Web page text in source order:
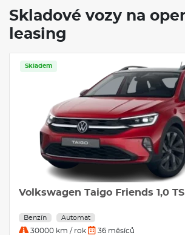
Skladové vozy na
leasing
Skladem
Volkswagen Taigo Friends 1,0
Benzín Automat
30000 km / rok 36 měsíců